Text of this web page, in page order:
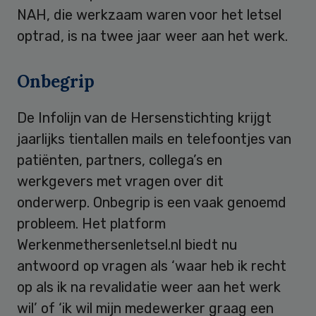
NAH, die werkzaam waren voor het letsel
optrad, is na twee jaar weer aan het werk.
Onbegrip
De Infolijn van de Hersenstichting krijgt
jaarlijks tientallen mails en telefoontjes van
patiënten, partners, collega’s en
werkgevers met vragen over dit
onderwerp. Onbegrip is een vaak genoemd
probleem. Het platform
Werkenmethersenletsel.nl biedt nu
antwoord op vragen als ‘waar heb ik recht
op als ik na revalidatie weer aan het werk
wil’ of ‘ik wil mijn medewerker graag een